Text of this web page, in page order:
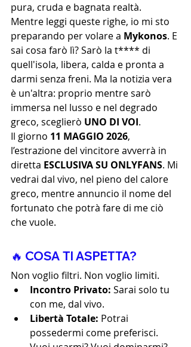
pura, cruda e bagnata realtà.
Mentre leggi queste righe, io mi sto
preparando per volare a Mykonos. E
sai cosa farò lì? Sarò la t**** di
quell'isola, libera, calda e pronta a
darmi senza freni. Ma la notizia vera
è un'altra: proprio mentre sarò
immersa nel lusso e nel degrado
greco, sceglierò UNO DI VOI.
Il giorno 11 MAGGIO 2026,
l’estrazione del vincitore avverrà in
diretta ESCLUSIVA SU ONLYFANS. Mi
vedrai dal vivo, nel pieno del calore
greco, mentre annuncio il nome del
fortunato che potrà fare di me ciò
che vuole.
🔥 COSA TI ASPETTA?
Non voglio filtri. Non voglio limiti.
Incontro Privato: Sarai solo tu
con me, dal vivo.
Libertà Totale: Potrai
possedermi come preferisci.